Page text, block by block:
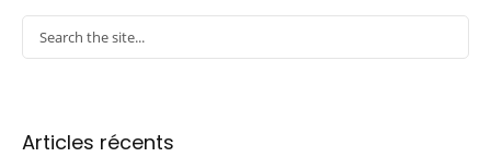
Articles récents